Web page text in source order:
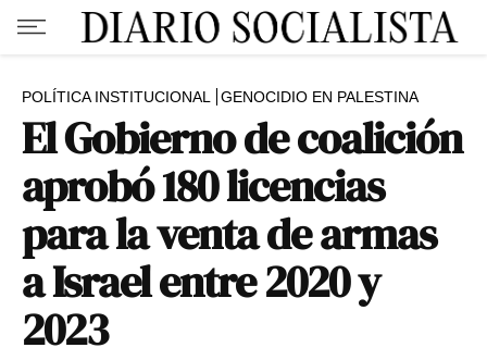
POLÍTICA INSTITUCIONAL GENOCIDIO EN PALESTINA
El Gobierno de coalición
aprobó 180 licencias
para la venta de armas
a Israel entre 2020 y
2023